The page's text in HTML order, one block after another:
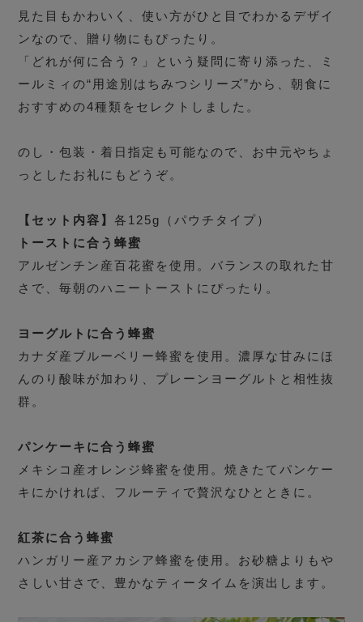
見た目もかわいく、使い方がひと目でわかるデザイ
ンなので、贈り物にもぴったり。
「どれが何に合う？」という疑問に寄り添った、ミ
ールミィの“用途別はちみつシリーズ”から、朝食に
おすすめの4種類をセレクトしました。
のし・包装・着日指定も可能なので、お中元やちょ
っとしたお礼にもどうぞ。
【セット内容】各125g（パウチタイプ）
トーストに合う蜂蜜
アルゼンチン産百花蜜を使用。バランスの取れた甘
さで、毎朝のハニートーストにぴったり。
ヨーグルトに合う蜂蜜
カナダ産ブルーベリー蜂蜜を使用。濃厚な甘みにほ
んのり酸味が加わり、プレーンヨーグルトと相性抜
群。
パンケーキに合う蜂蜜
メキシコ産オレンジ蜂蜜を使用。焼きたてパンケー
キにかければ、フルーティで贅沢なひとときに。
紅茶に合う蜂蜜
ハンガリー産アカシア蜂蜜を使用。お砂糖よりもや
さしい甘さで、豊かなティータイムを演出します。